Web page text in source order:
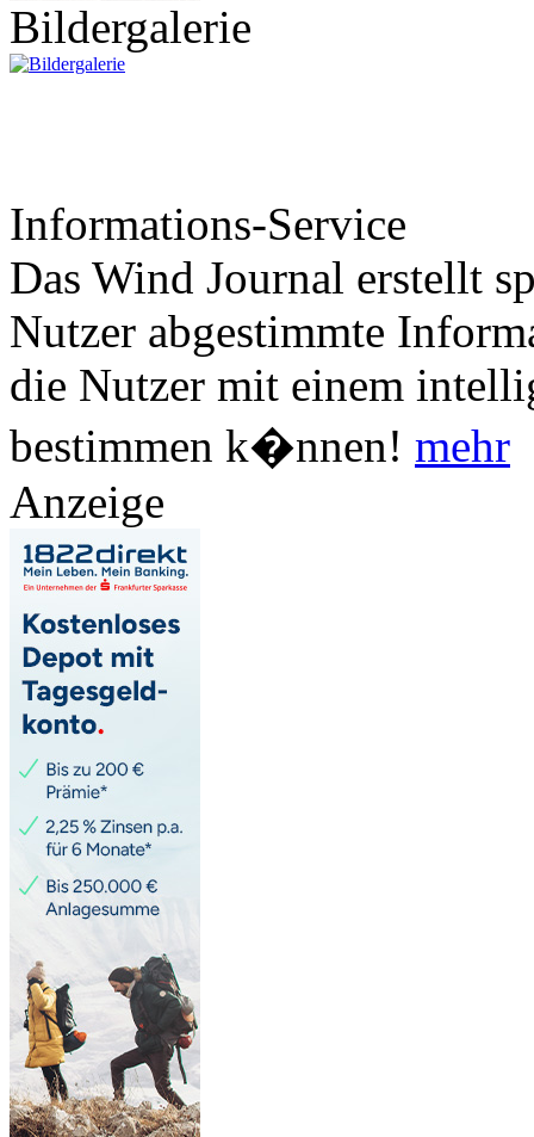
Bildergalerie
Informations-Service
Das Wind Journal erstellt
Nutzer abgestimmte
die Nutzer mit einem
bestimmen k�nnen! mehr
Anzeige